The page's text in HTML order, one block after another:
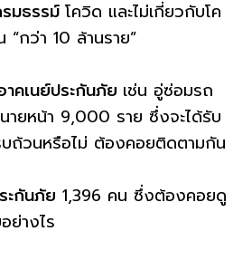
มธรรม์ โควิด และไม่เกี่ยวกับโค
“กว่า 10 ล้านราย”
คเนย์ประกันภัย เช่น อู่ซ่อมรถ
ายหน้า 9,000 ราย ซึ่งจะได้รับ
บถ้วนหรือไม่ ต้องคอยติดตามกัน
ะกันภัย 1,396 คน ซึ่งต้องคอยดู
ย่างไร